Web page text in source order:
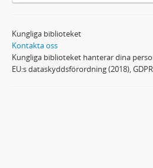
Kungliga biblioteket
Kontakta oss
Kungliga biblioteket hanterar dina
EU:s dataskyddsförordning (2018), GDPR.